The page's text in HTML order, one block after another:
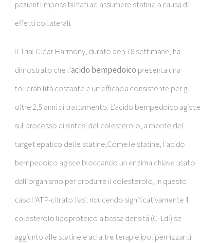
pazienti impossibilitati ad assumere statine a causa di
effetti collaterali.
Il Trial Clear Harmony, durato ben 78 settimane, ha
dimostrato che l’acido bempedoico presenta una
tollerabilità costante e un’efficacia consistente per gli
oltre 2,5 anni di trattamento. L’acido bempedoico agisce
sul processo di sintesi del colesterolo, a monte del
target epatico delle statine,Come le statine, l’acido
bempedoico agisce bloccando un enzima chiave usato
dall’organismo per produrre il colesterolo, in questo
caso l’ATP-citrato liasi. riducendo significativamente il
colesterolo lipoproteico a bassa densità (C-Ldl) se
aggiunto alle statine e ad altre terapie ipolipemizzanti.